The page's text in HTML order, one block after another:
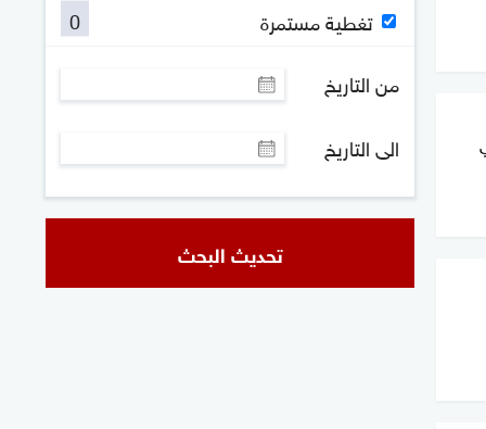
تغطية مستمرة
0
من التاريخ
الى التاريخ
تحديث البحث